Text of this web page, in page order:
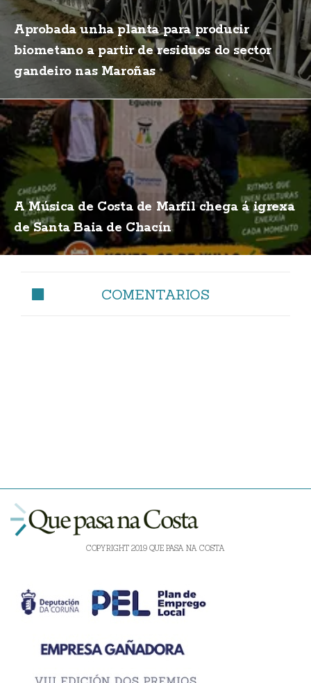
Aprobada unha planta para producir
biometano a partir de residuos do sector
gandeiro nas Maroñas
A Música de Costa de Marfil chega á igrexa
de Santa Baia de Chacín
COMENTARIOS
COPYRIGHT 2019 QUE PASA NA COSTA